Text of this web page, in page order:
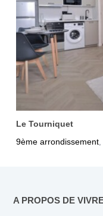
Le Tourniquet
9ème arrondissement,
A PROPOS DE